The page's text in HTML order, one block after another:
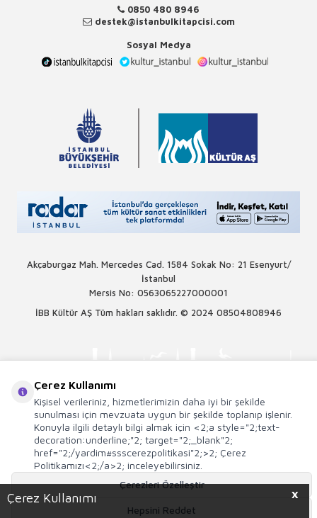
X
Çerez Kullanımı
0850 480 8946
destek@istanbulkitapcisi.com
Sosyal Medya
Akçaburgaz Mah. Mercedes Cad. 1584 Sokak No: 21 Esenyurt/
İstanbul
Mersis No: 0563065227000001
İBB Kültür AŞ Tüm hakları saklıdır. © 2024 08504808946
T -Soft E-Ticaret Sistemleriyle Hazırlanmıştır.
Çerez Kullanımı
Kişisel verileriniz, hizmetlerimizin daha iyi bir şekilde
sunulması için mevzuata uygun bir şekilde toplanıp işlenir.
Konuyla ilgili detaylı bilgi almak için <2;a style="2;text-
decoration:underline;"2; target="2;_blank"2;
href="2;/yardim#ssscerezpolitikasi"2;>2; Çerez
Politikamızı<2;/a>2; inceleyebilirsiniz.
Çerezleri Özelleştir
Hepsini Reddet